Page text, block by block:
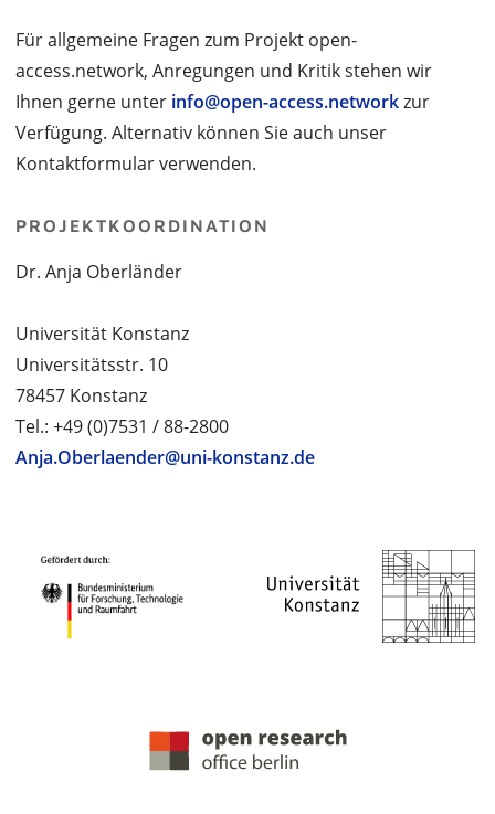
Für allgemeine Fragen zum Projekt open-
access.network, Anregungen und Kritik stehen wir
Ihnen gerne unter info@open-access.networkzur
Verfügung. Alternativ können Sie auch unser
Kontaktformular verwenden.
PROJEKTKOORDINATION
Dr. Anja Oberländer
Universität Konstanz
Universitätsstr. 10
78457 Konstanz
Tel.: +49 (0)7531 / 88-2800
Anja.Oberlaender@uni-konstanz.de